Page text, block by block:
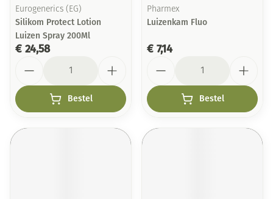
Eurogenerics (EG)
Silikom Protect Lotion
Luizen Spray 200Ml
€ 24,58
Bestel
Pharmex
Luizenkam Fluo
€ 7,14
Bestel